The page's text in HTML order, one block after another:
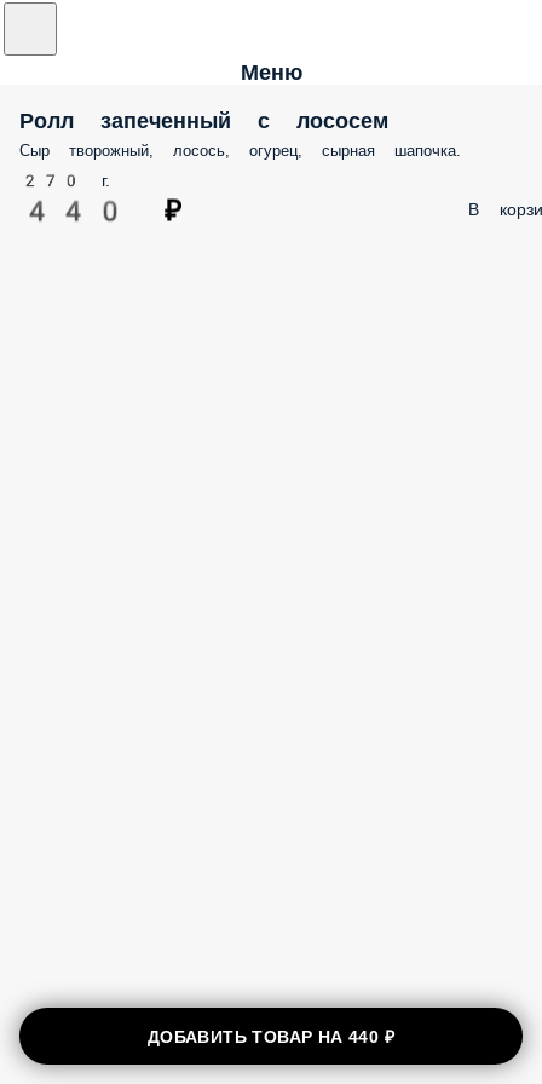
Меню
Ролл запеченный с лососем
Сыр творожный, лосось, огурец, сырная шапочка.
270 г.
440 ₽ В
ДОБАВИТЬ ТОВАР НА440 ₽